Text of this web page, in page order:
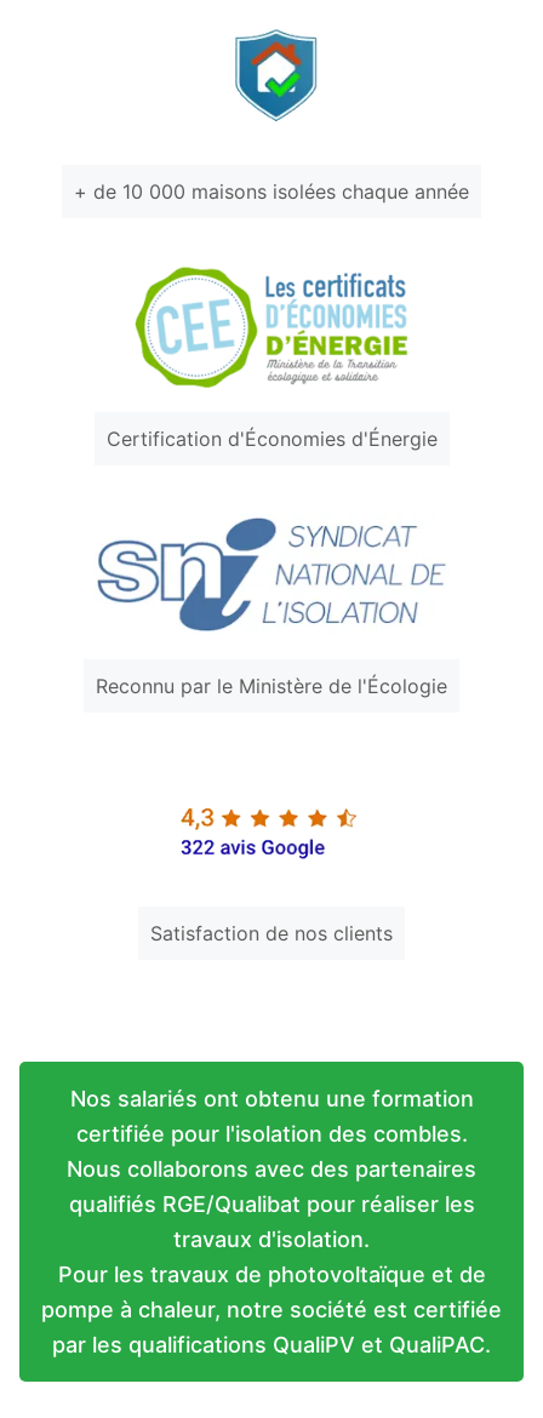
+ de 10 000 maisons isolées chaque année
Certification d'Économies d'Énergie
Reconnu par le Ministère de l'Écologie
Satisfaction de nos clients
Nos salariés ont obtenu une formation
certifiée pour l'isolation des combles.
Nous collaborons avec des partenaires
qualifiés RGE/Qualibat pour réaliser les
travaux d'isolation.
Pour les travaux de photovoltaïque et de
pompe à chaleur, notre société est certifiée
par les qualifications QualiPV et QualiPAC.